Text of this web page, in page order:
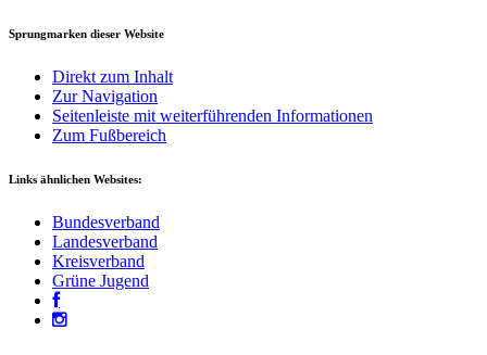
Sprungmarken dieser Website
Direkt zum Inhalt
Zur Navigation
Seitenleiste mit weiterführenden Informationen
Zum Fußbereich
Links ähnlichen Websites:
Bundesverband
Landesverband
Kreisverband
Grüne Jugend